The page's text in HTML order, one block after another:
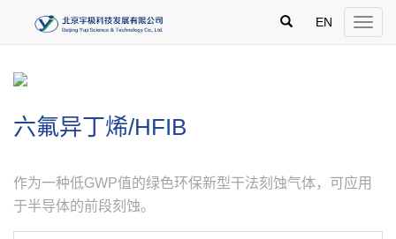
主
Toggle
EN
六氟异丁烯/HFIB
作为一种低GWP值的绿色环保新型干法刻蚀气体，可应用
于半导体的前段刻蚀。